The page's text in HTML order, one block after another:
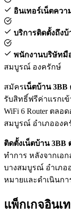
อินเทอร์เน็ตควา
บริการติดตั้งถึงบ้
พนักงานบริษัทมื
สมบูรณ์ องครักษ์
สมัครเน็ตบ้าน
รับสิทธิ์ฟรีค่าแรกเ
WiFi 6 Router ตล
สมบูรณ์ อำเภอองค
ติดตั้งเน็ตบ้าน
ทำการ หลังจากเอ
บางสมบูรณ์ อำเภอ
หมายและดำเนินก
แพ็กเกจอินเ